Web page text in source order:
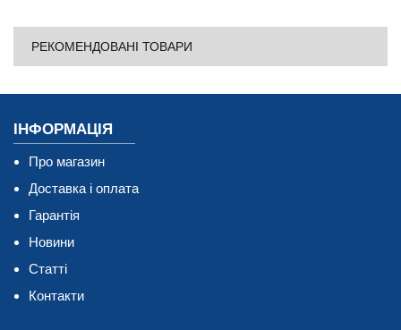
РЕКОМЕНДОВАНІ ТОВАРИ
ІНФОРМАЦІЯ
Про магазин
Доставка і оплата
Гарантія
Новини
Статті
Контакти